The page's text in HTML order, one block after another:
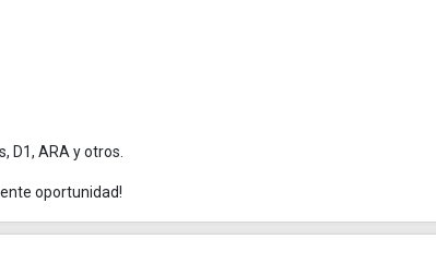
D1, ARA y otros.
oportunidad!